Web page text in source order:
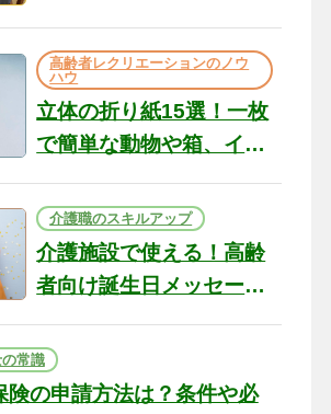
の現場から（22）
高齢者レクリエーションのノウ
ハウ
立体の折り紙15選！一枚
で簡単な動物や箱、イン
テリアになる作品まで
介護職のスキルアップ
介護施設で使える！高齢
者向け誕生日メッセージ
の例文と書き方のポイン
ト
常識
険の申請方法は？条件や必